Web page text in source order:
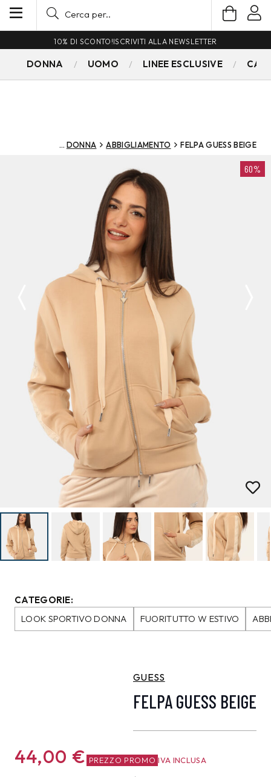
10% DI SCONTO!ISCRIVITI ALLA NEWSLETTER
DONNA UOMO LINEE ESCLUSIVE
DONNA ABBIGLIAMENTO FELPA GUESS BEIGE
60%
CATEGORIE:
LOOK SPORTIVO DONNA
FUORITUTTO W ESTIVO
GUESS
FELPA GUESS BEIGE
44,00 € PREZZO PROMO IVA INCLUSA